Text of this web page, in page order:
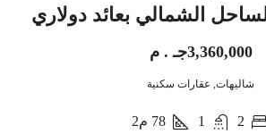
الشمالي بعائد دولاري
3,360,000جـ . م
شاليهات, عقارات سكنية
2
1
78 م2